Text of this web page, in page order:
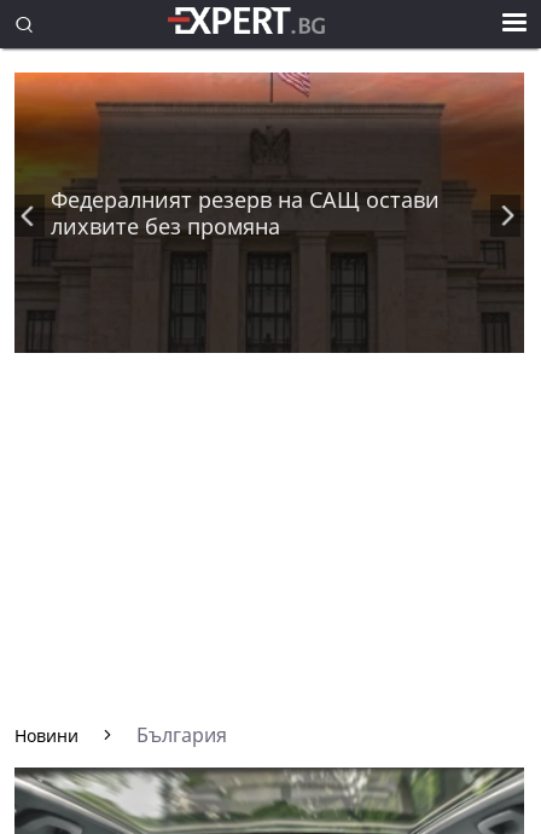
Федералният резерв на САЩ остави
лихвите без промяна
Новини България